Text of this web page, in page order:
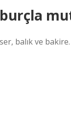
balık ve